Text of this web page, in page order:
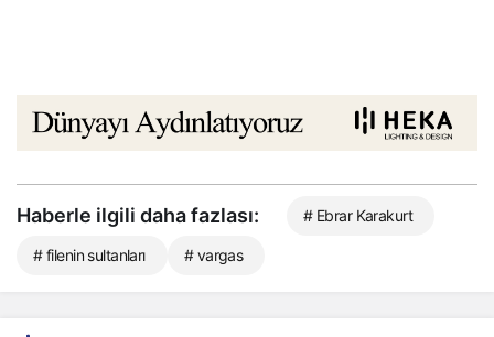
Haberle ilgili daha fazlası: # Ebrar Karakurt
# filenin sultanları # vargas